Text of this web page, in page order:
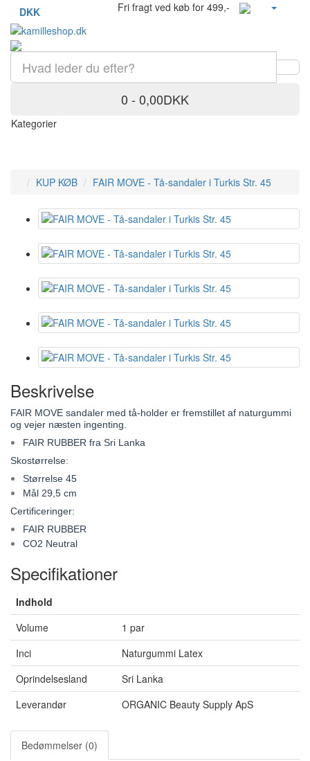
DKK Fri fragt ved køb for 499,-
0 - 0,00DKK
Kategorier
KUP KØB FAIR MOVE - Tå-sandaler i Turkis Str. 45
Beskrivelse
FAIR MOVE sandaler med tå-holder er fremstillet af naturgummi
og vejer næsten ingenting.
FAIR RUBBER fra Sri Lanka
Skostørrelse:
Størrelse 45
Mål 29,5 cm
Certificeringer:
FAIR RUBBER
CO2 Neutral
Specifikationer
Indhold
Volume
1 par
Inci
Naturgummi Latex
Oprindelsesland
Sri Lanka
Leverandør
ORGANIC Beauty Supply ApS
Bedømmelser (0)